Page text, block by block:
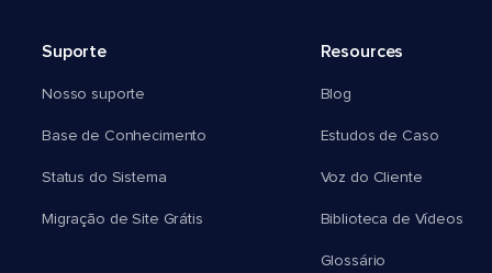
Suporte
Nosso suporte
Base de Conhecimento
Status do Sistema
Migração de Site Grátis
Resources
Blog
Estudos de Caso
Voz do Cliente
Biblioteca de Vídeos
Glossário